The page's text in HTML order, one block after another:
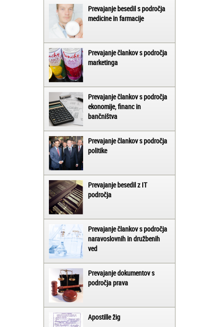
Prevajanje besedil s področja
medicine in farmacije
Prevajanje člankov s področja
marketinga
Prevajanje člankov s področja
ekonomije, financ in
bančništva
Prevajanje člankov s področja
politike
Prevajanje besedil z IT
področja
Prevajanje člankov s področja
naravoslovnih in družbenih
ved
Prevajanje dokumentov s
področja prava
Apostille žig